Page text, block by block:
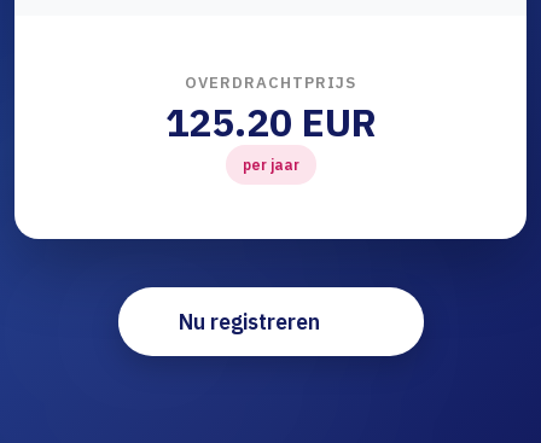
OVERDRACHTPRIJS
125.20 EUR
per jaar
Nu registreren